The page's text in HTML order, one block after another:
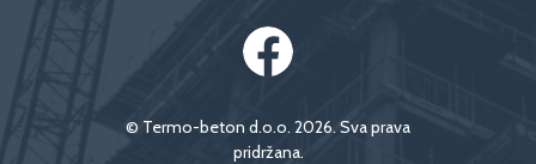
© Termo-beton d.o.o. 2026. Sva prava
pridržana.